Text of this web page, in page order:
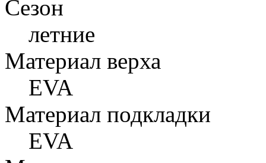
Сезон
летние
Материал верха
EVA
Материал подкладки
EVA